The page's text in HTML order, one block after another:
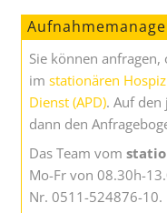
Sie können
imstationären Hospiz
Dienst (APD). Auf den
dann den
Das Team vom
Mo-Fr von 08.30h-
Nr. 0511-524876-10.